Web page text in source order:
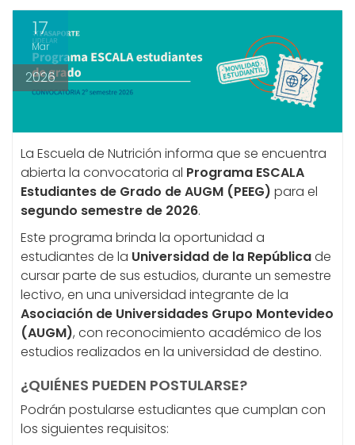
17
Mar
2026
La Escuela de Nutrición informa que se encuentra
abierta la convocatoria al Programa ESCALA
Estudiantes de Grado de AUGM (PEEG) para el
segundo semestre de 2026.
Este programa brinda la oportunidad a
estudiantes de la Universidad de la Repúblicade
cursar parte de sus estudios, durante un semestre
lectivo, en una universidad integrante de la
Asociación de Universidades Grupo Montevideo
(AUGM), con reconocimiento académico de los
estudios realizados en la universidad de destino.
¿QUIÉNES PUEDEN POSTULARSE?
Podrán postularse estudiantes que cumplan con
los siguientes requisitos: